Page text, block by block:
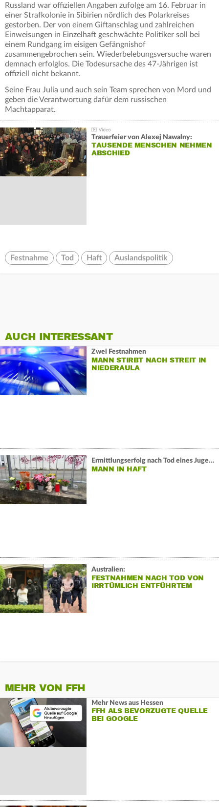
Russland war offiziellen Angaben zufolge am 16. Februar in
einer Strafkolonie in Sibirien nördlich des Polarkreises
gestorben. Der von einem Giftanschlag und zahlreichen
Einweisungen in Einzelhaft geschwächte Politiker soll bei
einem Rundgang im eisigen Gefängnishof
zusammengebrochen sein. Wiederbelebungsversuche waren
demnach erfolglos. Die Todesursache des 47-Jährigen ist
offiziell nicht bekannt.
Seine Frau Julia und auch sein Team sprechen von Mord und
geben die Verantwortung dafür dem russischen
Machtapparat.
Trauerfeier von Alexej Nawalny:
TAUSENDE MENSCHEN NEHMEN
ABSCHIED
Festnahme Tod Haft Auslandspolitik
AUCH INTERESSANT
Zwei Festnahmen
MANN STIRBT NACH STREIT IN
NIEDERAULA
Ermittlungserfolg nach Tod eines Jugendlichen in Eckernförde:
MANN IN HAFT
Australien:
FESTNAHMEN NACH TOD VON
IRRTÜMLICH ENTFÜHRTEM
MEHR VON FFH
Mehr News aus Hessen
FFH ALS BEVORZUGTE QUELLE
BEI GOOGLE